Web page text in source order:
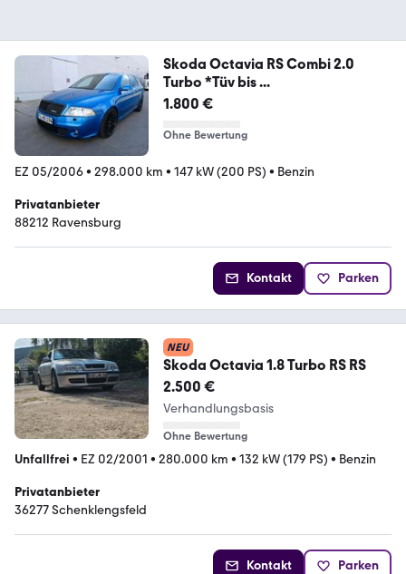
Skoda Octavia RS Combi 2.0
Turbo *Tüv bis ...
1.800 €
Ohne Bewertung
EZ 05/2006• 298.000 km • 147 kW (200 PS) • Benzin
Privatanbieter
88212 Ravensburg
Kontakt Parken
NEU
Skoda Octavia 1.8 Turbo RS RS
2.500 €
Verhandlungsbasis
Ohne Bewertung
Unfallfrei • EZ 02/2001 • 280.000 km • 132 kW (179 PS) • Benzin
Privatanbieter
36277 Schenklengsfeld
Kontakt Parken